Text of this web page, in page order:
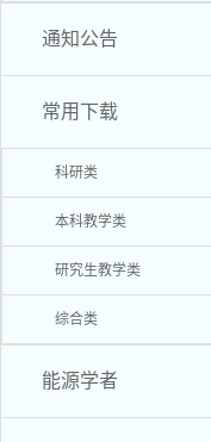
通知公告
常用下载
科研类
本科教学类
研究生教学类
综合类
能源学者